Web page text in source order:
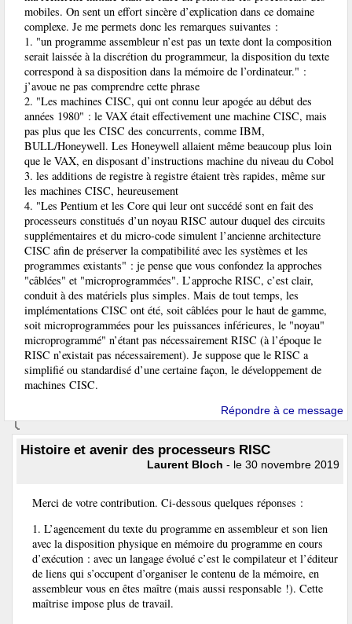
mobiles. On sent un effort sincère d’explication dans ce domaine
complexe. Je me permets donc les remarques suivantes :
1. "un programme assembleur n’est pas un texte dont la composition
serait laissée à la discrétion du programmeur, la disposition du texte
correspond à sa disposition dans la mémoire de l’ordinateur." :
j’avoue ne pas comprendre cette phrase
2. "Les machines CISC, qui ont connu leur apogée au début des
années 1980" : le VAX était effectivement une machine CISC, mais
pas plus que les CISC des concurrents, comme IBM,
BULL/Honeywell. Les Honeywell allaient même beaucoup plus loin
que le VAX, en disposant d’instructions machine du niveau du Cobol
3. les additions de registre à registre étaient très rapides, même sur
les machines CISC, heureusement
4. "Les Pentium et les Core qui leur ont succédé sont en fait des
processeurs constitués d’un noyau RISC autour duquel des circuits
supplémentaires et du micro-code simulent l’ancienne architecture
CISC afin de préserver la compatibilité avec les systèmes et les
programmes existants" : je pense que vous confondez la approches
"câblées" et "microprogrammées". L’approche RISC, c’est clair,
conduit à des matériels plus simples. Mais de tout temps, les
implémentations CISC ont été, soit câblées pour le haut de gamme,
soit microprogrammées pour les puissances inférieures, le "noyau"
microprogrammé" n’étant pas nécessairement RISC (à l’époque le
RISC n’existait pas nécessairement). Je suppose que le RISC a
simplifié ou standardisé d’une certaine façon, le développement de
machines CISC.
Répondre à ce message
Histoire et avenir des processeurs RISC
Laurent Bloch - le 30 novembre 2019
Merci de votre contribution. Ci-dessous quelques réponses :
1. L’agencement du texte du programme en assembleur et son lien
avec la disposition physique en mémoire du programme en cours
d’exécution : avec un langage évolué c’est le compilateur et l’éditeur
de liens qui s’occupent d’organiser le contenu de la mémoire, en
assembleur vous en êtes maître (mais aussi responsable !). Cette
maîtrise impose plus de travail.